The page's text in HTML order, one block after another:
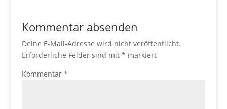
Kommentar absenden
Deine E-Mail-Adresse wird nicht veröffentlicht.
Erforderliche Felder sind mit * markiert
Kommentar *